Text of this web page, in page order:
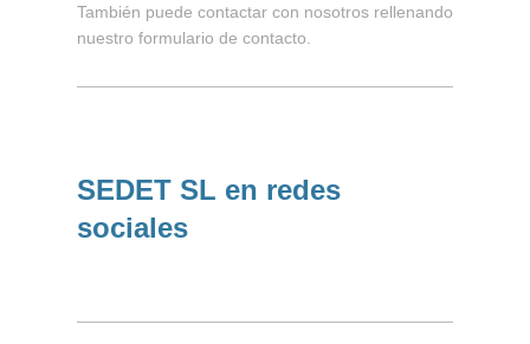
También puede contactar con nosotros rellenando
nuestro formulario de contacto.
SEDET SL en redes
sociales